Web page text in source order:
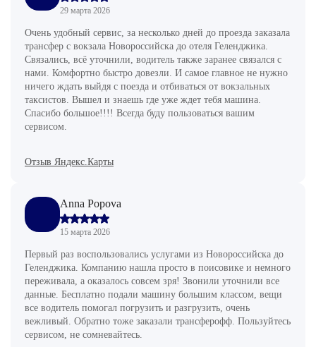
29 марта 2026
Очень удобный сервис, за несколько дней до проезда заказала
трансфер с вокзала Новороссийска до отеля Геленджика.
Связались, всё уточнили, водитель также заранее связался с
нами. Комфортно быстро довезли. И самое главное не нужно
ничего ждать выйдя с поезда и отбиваться от вокзальных
таксистов. Вышел и знаешь где уже ждет тебя машина.
Спасибо большое!!!! Всегда буду пользоваться вашим
сервисом.
Отзыв Яндекс.Карты
Anna Popova
15 марта 2026
Первый раз воспользовались услугами из Новороссийска до
Геленджика. Компанию нашла просто в поисовике и немного
переживала, а оказалось совсем зря! Звонили уточнили все
данные. Бесплатно подали машину большим классом, вещи
все водитель помогал погрузить и разгрузить, очень
вежливый. Обратно тоже заказали трансферофф. Пользуйтесь
сервисом, не сомневайтесь.